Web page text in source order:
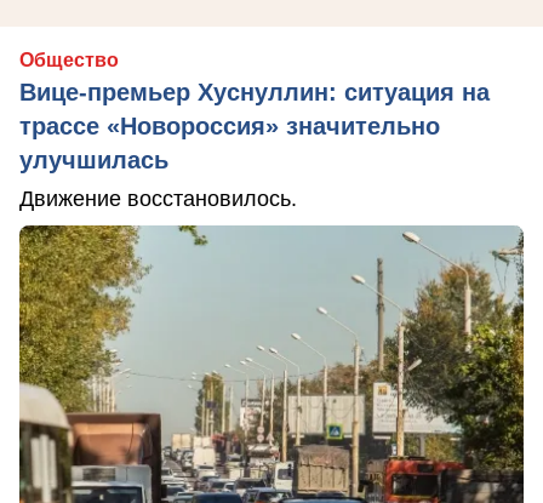
Общество
Вице-премьер Хуснуллин: ситуация на
трассе «Новороссия» значительно
улучшилась
Движение восстановилось.